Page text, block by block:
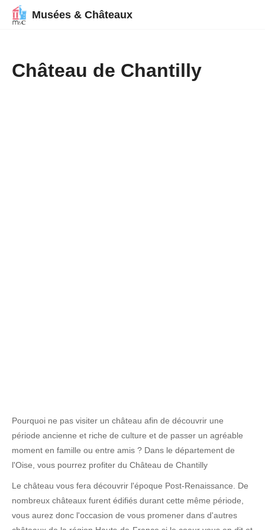
Musées & Châteaux
Château de Chantilly
Pourquoi ne pas visiter un château afin de découvrir une
période ancienne et riche de culture et de passer un agréable
moment en famille ou entre amis ? Dans le département de
l'Oise, vous pourrez profiter du Château de Chantilly
Le château vous fera découvrir l'époque Post-Renaissance. De
nombreux châteaux furent édifiés durant cette même période,
vous aurez donc l'occasion de vous promener dans d'autres